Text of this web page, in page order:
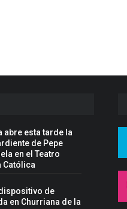
abre esta tarde la
de Pepe
en el Teatro
Católica
de
en Churriana de la